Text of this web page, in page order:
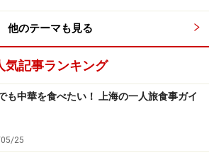
他のテーマも見る
気記事ランキング
も中華を食べたい！ 上海の一人旅食事ガイ
25